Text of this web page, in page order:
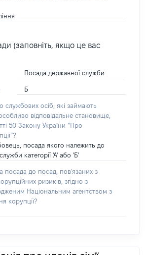
(заповніть, якщо це вас
Посада державної служби
Б
службових осіб, які займають
відповідальне становище,
50 Закону України “Про
посада якого належить до
категорії 'А' або 'Б'
посада до посад, пов'язаних з
ризиків, згідно з
Національним агентством з
корупції?